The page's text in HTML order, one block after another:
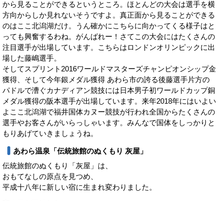
から見ることができるというところ。ほとんどの大会は選手を横
方向からしか見れないそうですよ。真正面から見ることができる
のはここ北潟湖だけ。うん確かにこちらに向かってくる様子はと
っても興奮するわね。がんばれー！さてこの大会にはたくさんの
注目選手が出場しています。こちらはロンドンオリンピックに出
場した藤嶋選手。
そしてスプリント2016ワールドマスターズチャンピオンシップ金
獲得、そして今年銀メダル獲得 あわら市の誇る後藤選手片方の
パドルで漕ぐカナディアン競技には日本男子初ワールドカップ銅
メダル獲得の阪本選手が出場しています。来年2018年にはいよい
よここ北潟湖で福井国体カヌー競技が行われ全国からたくさんの
選手やお客さんがいらっしゃいます。みんなで国体をしっかりと
もりあげていきましょうね。
あわら温泉「伝統旅館のぬくもり 灰屋」
伝統旅館のぬくもり「灰屋」は、
おもてなしの原点を見つめ、
平成十八年に新しい宿に生まれ変わりました。